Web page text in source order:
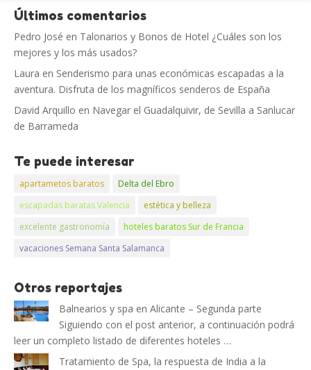
Últimos comentarios
Pedro José en Talonarios y Bonos de Hotel ¿Cuáles son los
mejores y los más usados?
Laura en Senderismo para unas económicas escapadas a la
aventura. Disfruta de los magníficos senderos de España
David Arquillo en Navegar el Guadalquivir, de Sevilla a Sanlucar
de Barrameda
Te puede interesar
apartametos baratos
Delta del Ebro
escapadas baratas Valencia
estética y belleza
excelente gastronomía
hoteles baratos Sur de Francia
vacaciones Semana Santa Salamanca
Otros reportajes
Balnearios y spa en Alicante – Segunda parte
Siguiendo con el post anterior, a continuación podrá
leer un completo listado de diferentes hoteles …
Tratamiento de Spa, la respuesta de India a la